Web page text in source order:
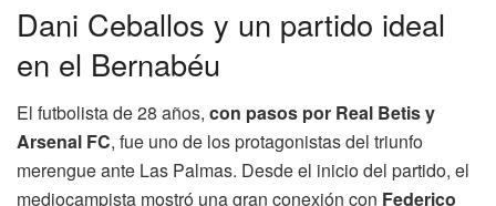
Dani Ceballos y un partido ideal
en el Bernabéu
El futbolista de 28 años, con pasos por Real Betis y
Arsenal FC, fue uno de los protagonistas del triunfo
merengue ante Las Palmas. Desde el inicio del partido, el
mediocampista mostró una gran conexión con Federico